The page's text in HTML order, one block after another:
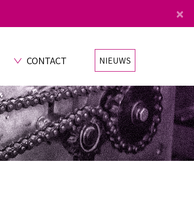
×
CONTACT NIEUWS